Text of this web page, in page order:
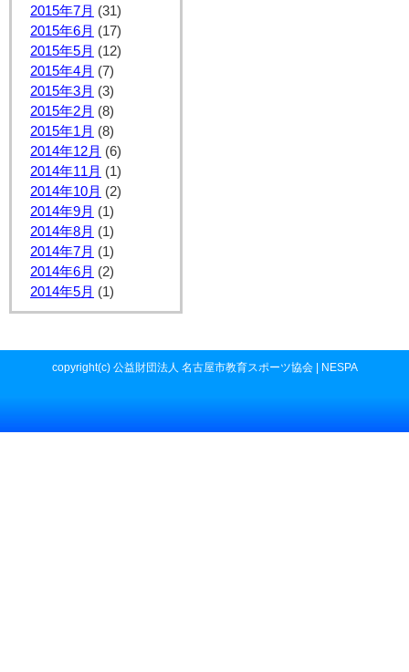
2015年7月 (31)
2015年6月 (17)
2015年5月 (12)
2015年4月 (7)
2015年3月 (3)
2015年2月 (8)
2015年1月 (8)
2014年12月 (6)
2014年11月 (1)
2014年10月 (2)
2014年9月 (1)
2014年8月 (1)
2014年7月 (1)
2014年6月 (2)
2014年5月 (1)
copyright(c) 公益財団法人 名古屋市教育スポーツ協会 | NESPA